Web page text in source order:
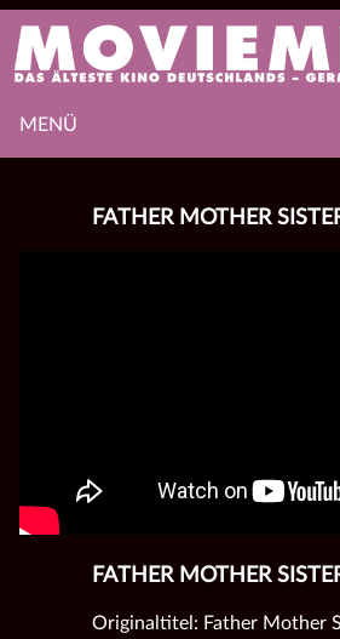
MENÜ
FATHER MOTHER
FATHER MOTHER
Originaltitel: Father Mother